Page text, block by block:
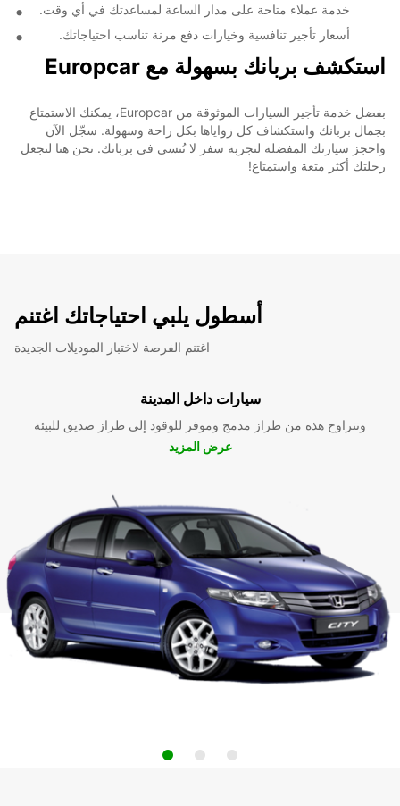
خدمة عملاء متاحة على مدار الساعة لمساعدتك في أي وقت.
أسعار تأجير تنافسية وخيارات دفع مرنة تناسب احتياجاتك.
استكشف بربانك بسهولة مع Europcar
بفضل خدمة تأجير السيارات الموثوقة من Europcar، يمكنك الاستمتاع
بجمال بربانك واستكشاف كل زواياها بكل راحة وسهولة. سجّل الآن
واحجز سيارتك المفضلة لتجربة سفر لا تُنسى في بربانك. نحن هنا لنجعل
رحلتك أكثر متعة واستمتاع!
أسطول يلبي احتياجاتك اغتنم
اغتنم الفرصة لاختبار الموديلات الجديدة
سيارات داخل المدينة
وتتراوح هذه من طراز مدمج وموفر للوقود إلى طراز صديق للبيئة
عرض المزيد